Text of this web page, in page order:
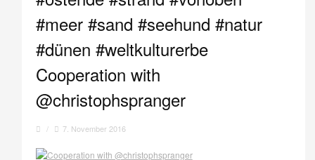
#meer #sand #seehund #natur
#dünen #weltkulturerbe
Cooperation with
@christophspranger
/ 7. November 2016